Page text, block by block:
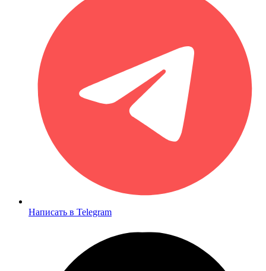
Написать в Telegram